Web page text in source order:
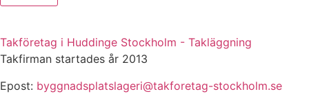
Takföretag i Huddinge Stockholm - Takläggning
Takfirman startades år 2013
Epost: byggnadsplatslageri@takforetag-stockholm.se